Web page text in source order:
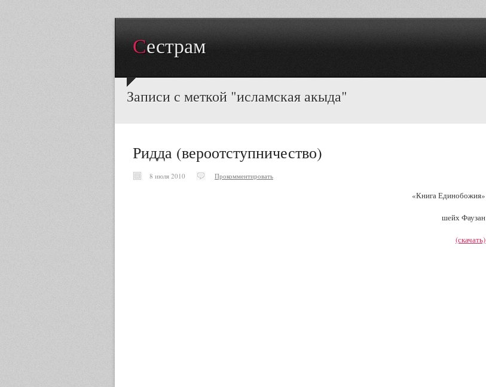
Сестрам
Записи с меткой "исламская акыда"
Ридда (вероотступничество)
8 июля 2010 Прокомментировать
«Книга Единобожия»
шейх Фаузан
(скачать)